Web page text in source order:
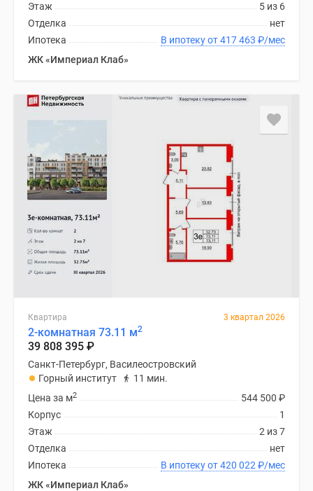
5 из 6
Этаж
нет
Отделка
В ипотеку от 417 463 ₽/мес
Ипотека
ЖК «Империал Клаб»
Квартира 3 квартал 2026
2-комнатная 73.11 м2
39 808 395 ₽
Санкт-Петербург, Василеостровский
Горный институт
11 мин.
544 500 ₽
Цена за м2
1
Корпус
2 из 7
Этаж
нет
Отделка
В ипотеку от 420 022 ₽/мес
Ипотека
ЖК «Империал Клаб»